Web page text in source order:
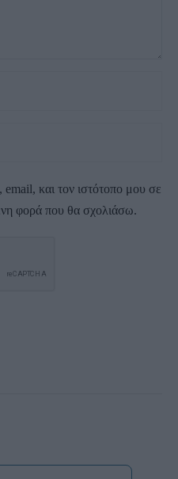
και τον ιστότοπο μου σε
φορά που θα σχολιάσω.